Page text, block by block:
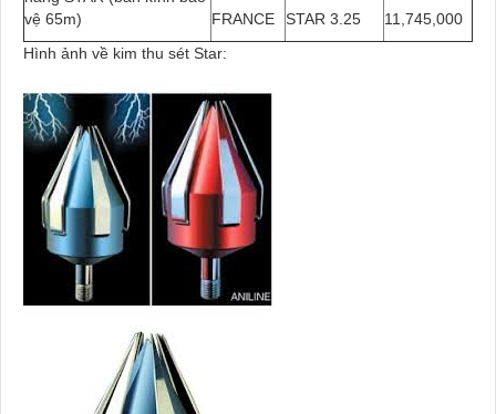
vệ 65m)
FRANCE STAR 3.25
11,745,000
Hình ảnh về kim thu sét Star: